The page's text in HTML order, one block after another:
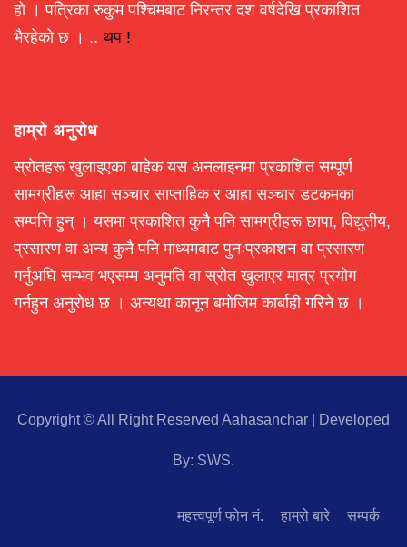
हो । पत्रिका रुकुम पश्चिमबाट निरन्तर दश वर्षदेखि प्रकाशित
भैरहेको छ । .. थप !
हाम्रो अनुरोध
स्रोतहरू खुलाइएका बाहेक यस अनलाइनमा प्रकाशित सम्पूर्ण
सामग्रीहरू आहा सञ्चार साप्ताहिक र आहा सञ्चार डटकमका
सम्पत्ति हुन् । यसमा प्रकाशित कुनै पनि सामग्रीहरू छापा, विद्युतीय,
प्रसारण वा अन्य कुनै पनि माध्यमबाट पुनःप्रकाशन वा प्रसारण
गर्नुअघि सम्भव भएसम्म अनुमति वा स्रोत खुलाएर मात्र प्रयोग
गर्नहुन अनुरोध छ । अन्यथा कानून बमोजिम कार्बाही गरिने छ ।
Copyright © All Right Reserved Aahasanchar Developed
By: SWS.
महत्त्वपूर्ण फोन नं. हाम्रो बारे सम्पर्क